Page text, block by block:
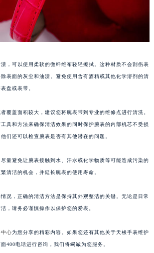
，可以使用柔软的微纤维布轻轻擦拭。这种材质不会刮伤表
表面的灰尘和油渍。避免使用含有酒精或其他化学溶剂的清
盘或表带。
覆盖面积较大，建议您将腕表带到专业的维修点进行清洗。
具和方法来确保清洁效果的同时保护腕表的内部机芯不受损
们还可以检查腕表是否有其他潜在的问题。
量避免让腕表接触到水、汗水或化学物质等可能造成污染的
清洁的机会，并延长腕表的使用寿命。
况，正确的清洁方法是保持其外观整洁的关键。无论是日常
，请务必谨慎操作以保护您的爱表。
心为您分享的精彩内容。如果您还有其他关于天梭手表维护
400电话进行咨询，我们将竭诚为您服务。